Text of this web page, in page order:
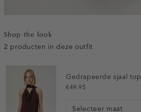
Shop the look
2 producten in deze outfit
Gedrapeerde sjaal top
€49.95
Selecteer maat